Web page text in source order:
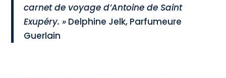
carnet de voyage d’Antoine de Saint
Exupéry. » Delphine Jelk, Parfumeure
Guerlain